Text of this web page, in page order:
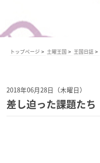
トップページ 土曜王国 王国日誌
2018年06月28日（木曜日）
差し迫った課題たち